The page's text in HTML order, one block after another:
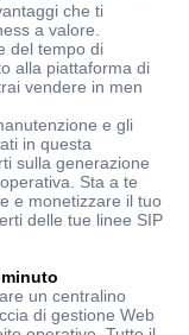
che ti
a valore.
del tempo di
alla piattaforma di
vendere in men
e gli
in questa
sulla generazione
Sta a te
e monetizzare il tuo
delle tue linee SIP
un centralino
di gestione Web